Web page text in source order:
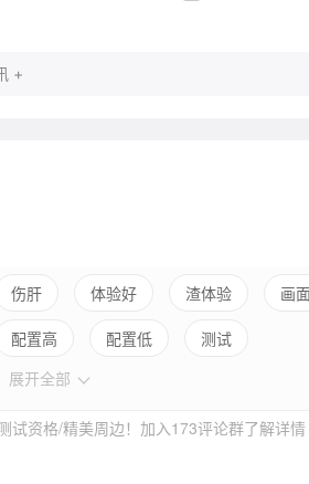
+
伤肝 体验好 渣体验 画
配置高 配置低
测试
展开全部
试资格/精美周边！加入173评论群了解详情